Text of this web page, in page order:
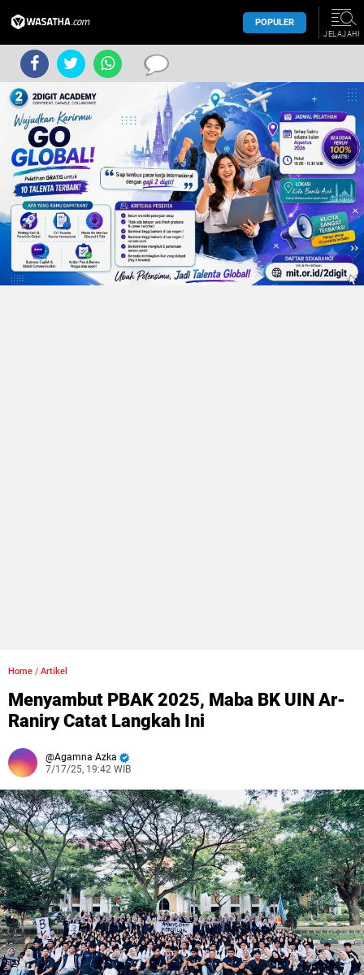
POPULER
JELAJAHI
Home / Artikel
Menyambut PBAK 2025, Maba BK UIN Ar-
Raniry Catat Langkah Ini
Agamna Azka
7/17/25, 19:42 WIB